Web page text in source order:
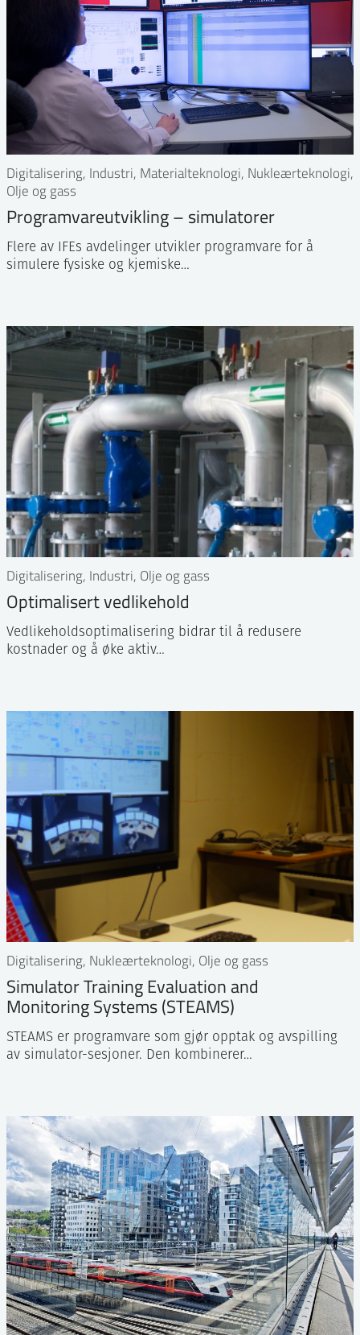
Digitalisering, Industri, Materialteknologi, Nukleærteknologi,
Olje og gass
Programvareutvikling – simulatorer
Flere av IFEs avdelinger utvikler programvare for å
simulere fysiske og kjemiske…
Digitalisering, Industri, Olje og gass
Optimalisert vedlikehold
Vedlikeholdsoptimalisering bidrar til å redusere
kostnader og å øke aktiv…
Digitalisering, Nukleærteknologi, Olje og gass
Simulator Training Evaluation and
Monitoring Systems (STEAMS)
STEAMS er programvare som gjør opptak og avspilling
av simulator-sesjoner. Den kombinerer…